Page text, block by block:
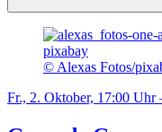
© Alexas Fotos/
Fr., 2. Oktober, 17:00 Uhr